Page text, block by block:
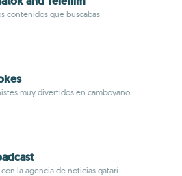
contenidos que buscabas
muy divertidos en camboyano
la agencia de noticias qatarí